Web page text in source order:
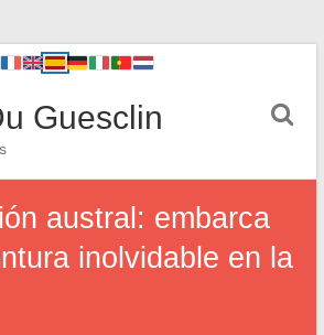
Guesclin
austral: embarca
inolvidable en la